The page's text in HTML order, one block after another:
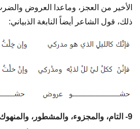
الأخير من العجز، وماعدا العروض
ذلك، قول الشاعر أيضاً النابغة الذبياني:
9- التام، والمجزوء، والمشطور، والمنهوك